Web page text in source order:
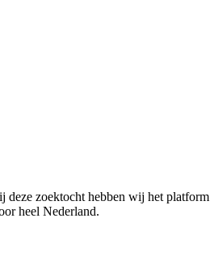
deze zoektocht hebben wij het platform
heel Nederland.